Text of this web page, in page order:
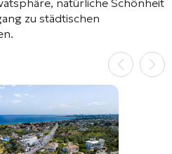
zu städtischen